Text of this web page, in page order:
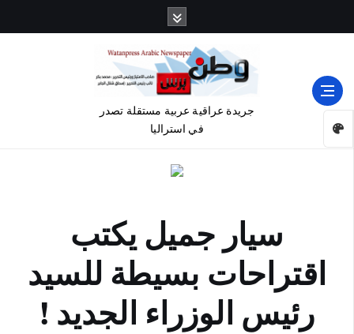
جريدة عراقية عربية مستقلة تصدر
في استراليا
سيار جميل يكتب
اقتراحات بسيطة للسيد
رئيس الوزراء الجديد !